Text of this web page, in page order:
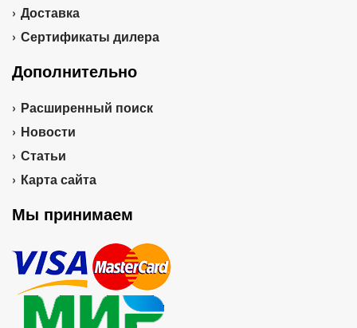
Доставка
Сертификаты дилера
Дополнительно
Расширенный поиск
Новости
Статьи
Карта сайта
Мы принимаем